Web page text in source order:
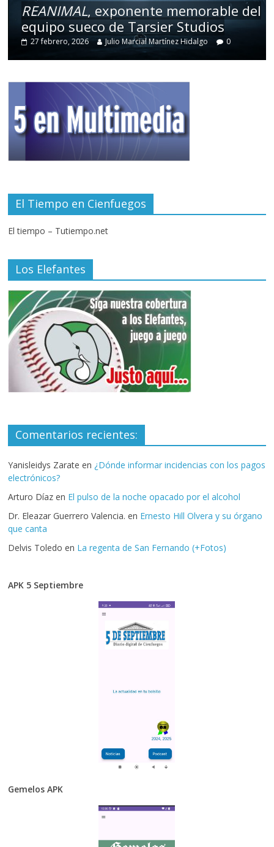
REANIMAL, exponente memorable del
equipo sueco de Tarsier Studios
27 febrero, 2026 Julio Marcial Martínez Hidalgo 0
El Tiempo en Cienfuegos
El tiempo – Tutiempo.net
Los Elefantes
Comentarios recientes:
Yanisleidys Zarate en ¿Dónde informar incidencias con los pagos
electrónicos?
Arturo Díaz en El pulso de la noche opacado por el alcohol
Dr. Eleazar Guerrero Valencia. en Ernesto Hill Olvera y su órgano
que canta
Delvis Toledo en La regenta de San Fernando (+Fotos)
APK 5 Septiembre
Gemelos APK